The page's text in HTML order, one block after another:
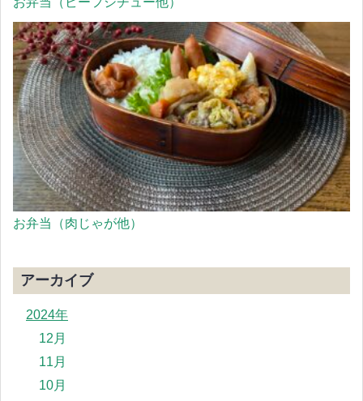
お弁当（肉じゃが他）
アーカイブ
2024年
12月
11月
10月